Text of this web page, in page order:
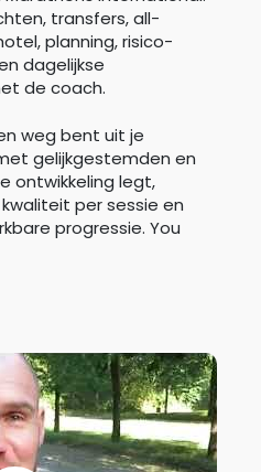
transfers, all-
planning, risico-
dagelijkse
de coach.
weg bent uit je
gelijkgestemden en
ontwikkeling legt,
per sessie en
progressie. You